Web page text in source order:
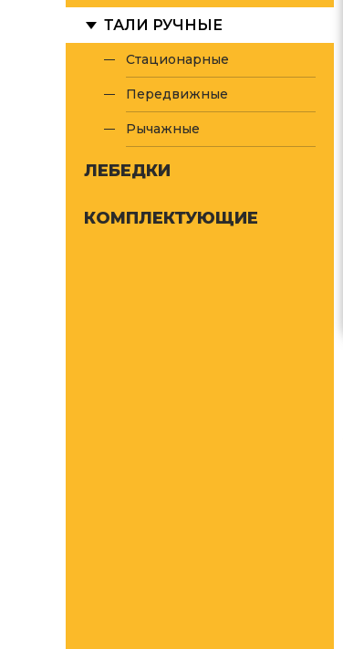
ТАЛИ РУЧНЫЕ
Стационарные
Передвижные
Рычажные
ЛЕБЕДКИ
КОМПЛЕКТУЮЩИЕ